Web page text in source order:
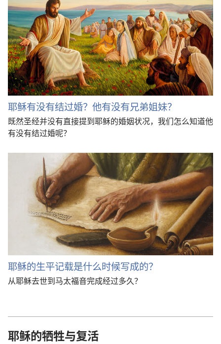
耶稣有没有结过婚？他有没有兄弟姐妹？
既然圣经并没有直接提到耶稣的婚姻状况，我们怎么知道他
有没有结过婚呢？
耶稣的生平记载是什么时候写成的？
从耶稣去世到马太福音完成经过多久？
耶稣的牺牲与复活